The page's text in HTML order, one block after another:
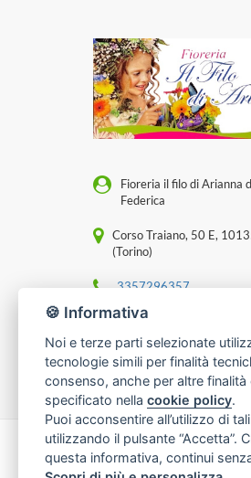
Fioreria il filo di Arianna
Federica
Corso Traiano, 50 E,
(Torino)
3357296357
[email protected]
P. IVA 13421340012
Made with byInfoser.it-
🍪 Informativa
Noi e terze parti selezionate
tecnologie simili per finalità
consenso, anche per altre finalità
specificato nella cookie policy.
Puoi acconsentire all’utilizzo di
utilizzando il pulsante “Accetta”.
questa informativa, continui